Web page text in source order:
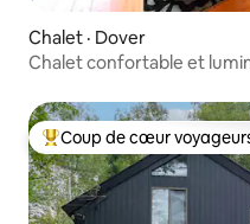
Chalet · Dover
Chalet confortable et
Coup de cœur voyageurs
Coup de cœur